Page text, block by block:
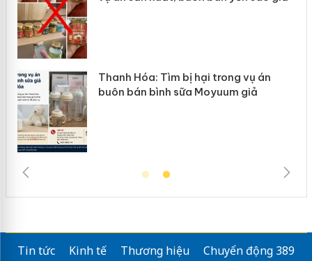
Thanh Hóa: Tìm bị hại trong vụ án
buôn bán bình sữa Moyuum giả
Tin tức Kinh tế Thương hiệu
Chuyển động 389